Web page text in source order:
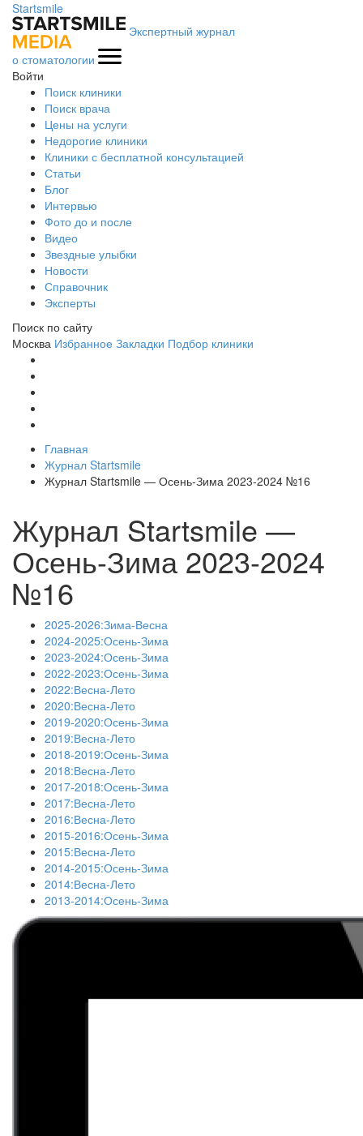
Startsmile
Экспертный журнал
о стоматологии
Войти
Поиск клиники
Поиск врача
Цены на услуги
Недорогие клиники
Клиники с бесплатной консультацией
Статьи
Блог
Интервью
Фото до и после
Видео
Звездные улыбки
Новости
Справочник
Эксперты
Поиск по сайту
Москва Избранное Закладки Подбор клиники
Главная
Журнал Startsmile
Журнал Startsmile — Осень-Зима 2023-2024 №16
Журнал Startsmile —
Осень-Зима 2023-2024
№16
2025-2026:Зима-Весна
2024-2025:Осень-Зима
2023-2024:Осень-Зима
2022-2023:Осень-Зима
2022:Весна-Лето
2020:Весна-Лето
2019-2020:Осень-Зима
2019:Весна-Лето
2018-2019:Осень-Зима
2018:Весна-Лето
2017-2018:Осень-Зима
2017:Весна-Лето
2016:Весна-Лето
2015-2016:Осень-Зима
2015:Весна-Лето
2014-2015:Осень-Зима
2014:Весна-Лето
2013-2014:Осень-Зима